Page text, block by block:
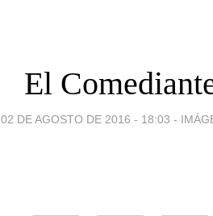
El
02 DE AGOSTO DE 2016 - 18:03 -